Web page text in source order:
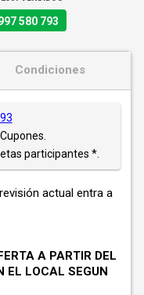
580 793
Condiciones
participantes *.
actual entra a
A PARTIR DEL
EL LOCAL SEGUN